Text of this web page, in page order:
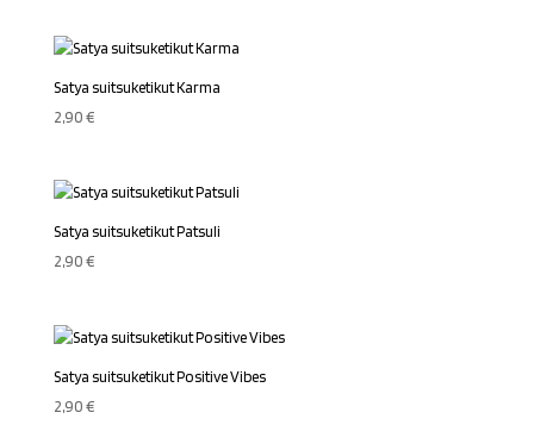
Satya suitsuketikut Karma
2,90€
Satya suitsuketikut Patsuli
2,90€
Satya suitsuketikut Positive Vibes
2,90€